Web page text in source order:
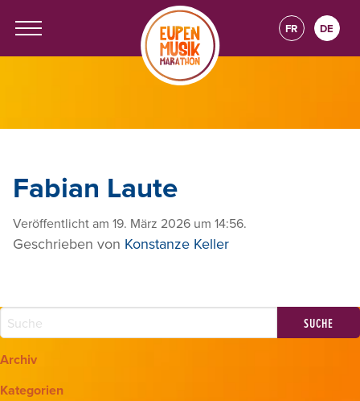
FR DE
Fabian Laute
Veröffentlicht am 19. März 2026 um 14:56.
Geschrieben von Konstanze Keller
Archiv
Kategorien